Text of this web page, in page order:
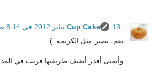
Cup Cake
13 يناير 2012 في 8:14 ص
نعم، تصير مثل الكريمة :)
وأتمنى أقدر أضيف طريقتها قريب في